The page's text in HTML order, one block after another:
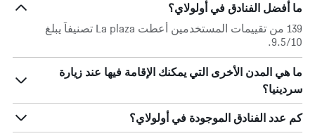
ما أفضل الفنادق في أولولاي؟
139 من تقييمات المستخدمين أعطت La plaza تصنيفاً يبلغ
9.5/10.
ما هي المدن الأخرى التي يمكنك الإقامة فيها عند زيارة
سردينيا؟
كم عدد الفنادق الموجودة في أولولاي؟